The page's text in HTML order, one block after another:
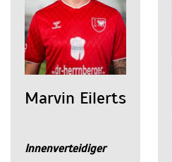
Marvin Eilerts
Innenverteidiger